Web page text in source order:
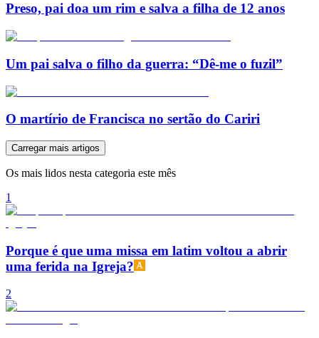
Preso, pai doa um rim e salva a filha de 12 anos
Um pai salva o filho da guerra: “Dê-me o fuzil”
O martírio de Francisca no sertão do Cariri
Carregar mais artigos
Os mais lidos nesta categoria este mês
1
Porque é que uma missa em latim voltou a abrir
uma ferida na Igreja?
2